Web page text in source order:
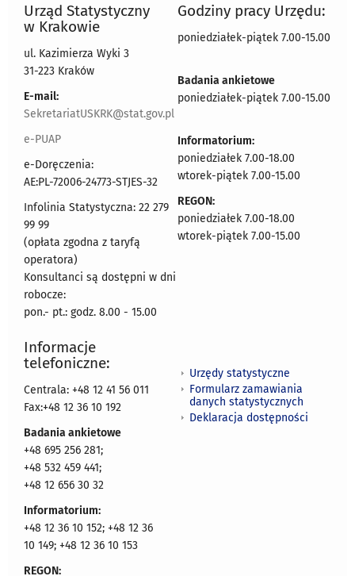
Urząd Statystyczny
w Krakowie
ul. Kazimierza Wyki 3
31-223 Kraków
E-mail:
SekretariatUSKRK@stat.gov.pl
e-PUAP
e-Doręczenia:
AE:PL-72006-24773-STJES-32
Infolinia Statystyczna: 22 279
99 99
(opłata zgodna z taryfą
operatora)
Konsultanci są dostępni w dni
robocze:
pon.- pt.: godz. 8.00 - 15.00
Godziny pracy Urzędu:
poniedziałek-piątek 7.00-15.00
Badania ankietowe
poniedziałek-piątek 7.00-15.00
Informatorium:
poniedziałek 7.00-18.00
wtorek-piątek 7.00-15.00
REGON:
poniedziałek 7.00-18.00
wtorek-piątek 7.00-15.00
Informacje
telefoniczne:
Centrala: +48 12 41 56 011
Fax:+48 12 36 10 192
Badania ankietowe
+48 695 256 281;
+48 532 459 441;
+48 12 656 30 32
Informatorium:
+48 12 36 10 152; +48 12 36
10 149; +48 12 36 10 153
REGON:
Urzędy statystyczne
Formularz zamawiania
danych statystycznych
Deklaracja dostępności